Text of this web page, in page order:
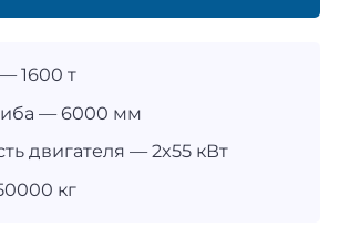
1600 т
— 6000 мм
двигателя — 2x55 кВт
кг